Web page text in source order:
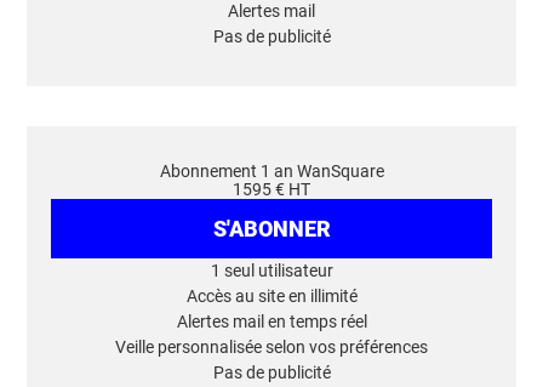
Alertes mail
Pas de publicité
Abonnement 1 an WanSquare
1595 € HT
S'ABONNER
1 seul utilisateur
Accès au site en illimité
Alertes mail en temps réel
Veille personnalisée selon vos préférences
Pas de publicité